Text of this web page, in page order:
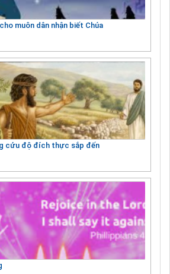
muôn dân nhận biết Chúa
cứu độ đích thực sắp đến